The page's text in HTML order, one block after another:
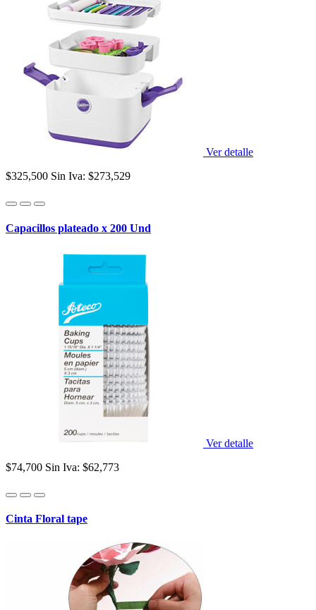
Ver detalle
$325,500 Sin Iva: $273,529
Capacillos plateado x 200 Und
Ver detalle
$74,700 Sin Iva: $62,773
Cinta Floral tape